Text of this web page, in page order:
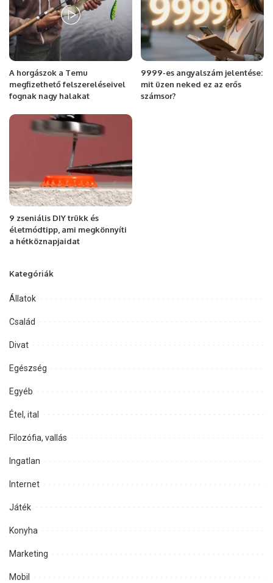
A horgászok a Temu
megfizethető felszereléseivel
fognak nagy halakat
9999-es angyalszám jelentése:
mit üzen neked ez az erős
számsor?
9 zseniális DIY trükk és
életmódtipp, ami megkönnyíti
a hétköznapjaidat
Kategóriák
Állatok
Család
Divat
Egészség
Egyéb
Étel, ital
Filozófia, vallás
Ingatlan
Internet
Játék
Konyha
Marketing
Mobil